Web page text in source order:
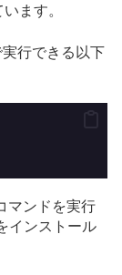
ます。
行できる以下
マンドを実行
インストール